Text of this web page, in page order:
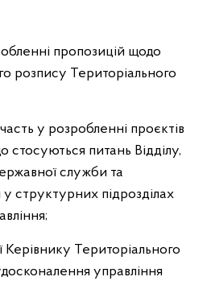
пропозицій щодо
розпису Територіального
у розробленні проєктів
стосуються питань Відділу,
служби та
структурних підрозділах
Керівнику Територіального
управління